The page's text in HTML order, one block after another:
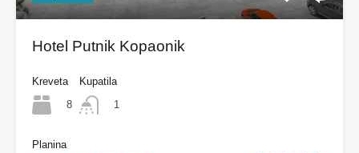
Hotel Putnik Kopaonik
Kreveta
8
Kupatila
1
Planina